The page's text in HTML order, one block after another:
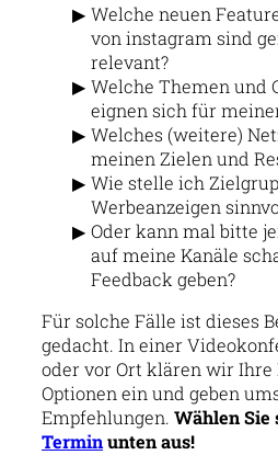
Welche neuen
von instagram sind
relevant?
Welche Themen und
eignen sich für
Welches (weitere)
meinen Zielen und
Wie stelle ich
Werbeanzeigen
Oder kann mal bitte
auf meine Kanäle
Feedback geben?
Für solche Fälle ist dieses
gedacht. In einer
oder vor Ort klären wir Ihre
Optionen ein und geben
Empfehlungen. Wählen Sie
Terminunten aus!